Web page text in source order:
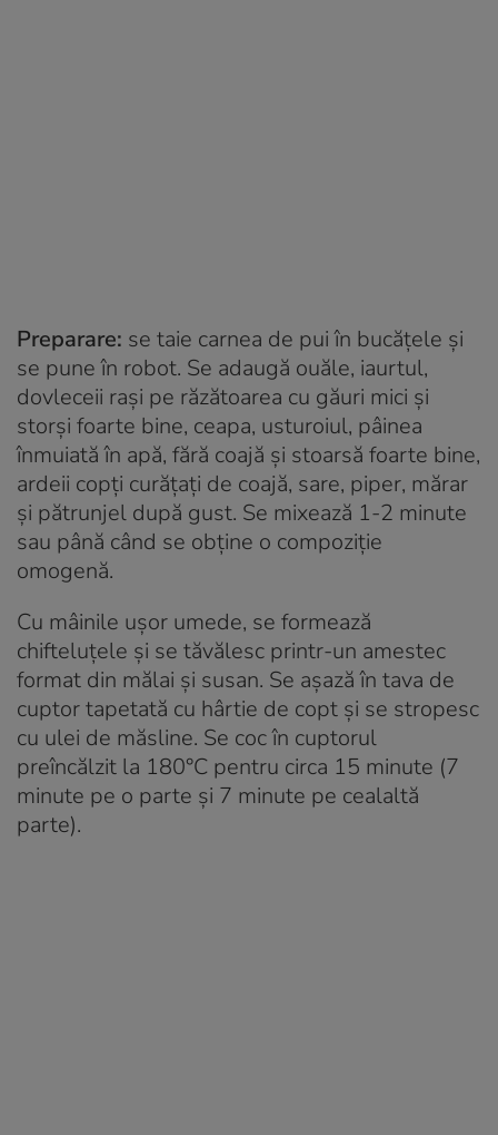
Preparare: se taie carnea de pui în bucăţele şi
se pune în robot. Se adaugă ouăle, iaurtul,
dovleceii raşi pe răzătoarea cu găuri mici şi
storşi foarte bine, ceapa, usturoiul, pâinea
înmuiată în apă, fără coajă şi stoarsă foarte bine,
ardeii copţi curăţaţi de coajă, sare, piper, mărar
şi pătrunjel după gust. Se mixează 1-2 minute
sau până când se obţine o compoziţie
omogenă.
Cu mâinile uşor umede, se formează
chifteluţele şi se tăvălesc printr-un amestec
format din mălai şi susan. Se aşază în tava de
cuptor tapetată cu hârtie de copt şi se stropesc
cu ulei de măsline. Se coc în cuptorul
preîncălzit la 180°C pentru circa 15 minute (7
minute pe o parte şi 7 minute pe cealaltă
parte).